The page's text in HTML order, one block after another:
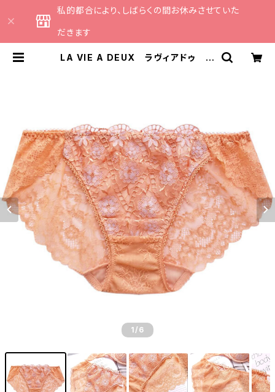
私的都合により、しばらくの間お休みさせていた
だきます
LA VIE A DEUX ラヴィアドゥ ボ
1 /6